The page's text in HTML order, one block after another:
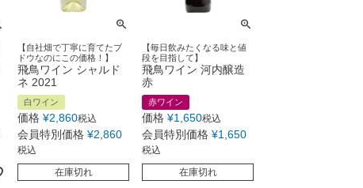
【自社畑で丁寧に育てたブ
ドウなのにこの価格！】
飛鳥ワイン シャルド
ネ 2021
白ワイン
価格 ¥2,860税込
会員特別価格 ¥2,860
税込
在庫切れ
【毎日飲みたくなる味と値
段を目指して】
飛鳥ワイン 河内醸造
赤
赤ワイン
価格 ¥1,650税込
会員特別価格 ¥1,650
税込
在庫切れ